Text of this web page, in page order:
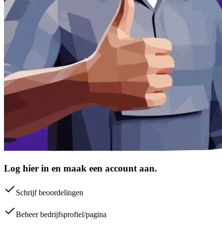
Log hier in en maak een account aan.
Schrijf beoordelingen
Beheer bedrijfsprofiel/pagina